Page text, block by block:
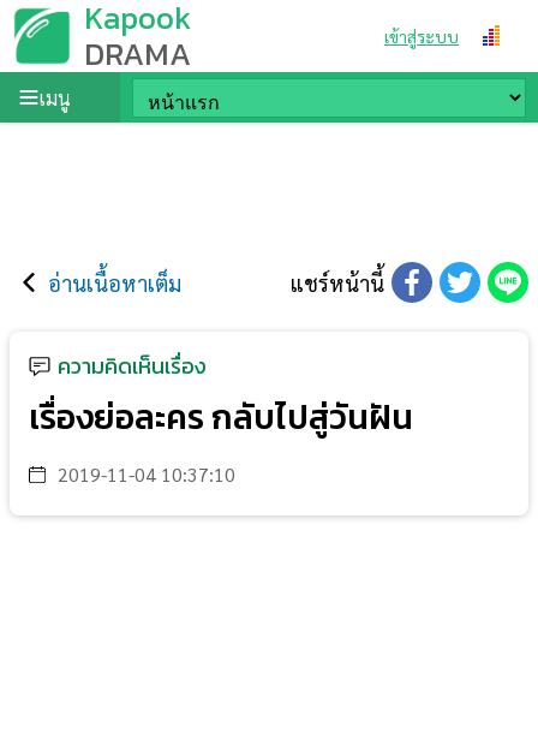
Kapook
DRAMA เข้าสู่ระบบ
เมนู
อ่านเนื้อหาเต็ม แชร์หน้านี้
ความคิดเห็นเรื่อง
เรื่องย่อละคร กลับไปสู่วันฝัน
2019-11-04 10:37:10